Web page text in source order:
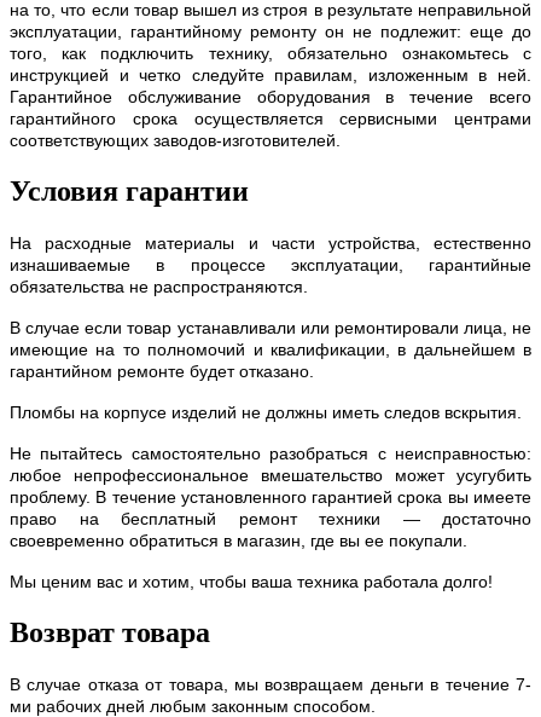
на то, что если товар вышел из строя в результате неправильной
эксплуатации, гарантийному ремонту он не подлежит: еще до
того, как подключить технику, обязательно ознакомьтесь с
инструкцией и четко следуйте правилам, изложенным в ней.
Гарантийное обслуживание оборудования в течение всего
гарантийного срока осуществляется сервисными центрами
соответствующих заводов-изготовителей.
Условия гарантии
На расходные материалы и части устройства, естественно
изнашиваемые в процессе эксплуатации, гарантийные
обязательства не распространяются.
В случае если товар устанавливали или ремонтировали лица, не
имеющие на то полномочий и квалификации, в дальнейшем в
гарантийном ремонте будет отказано.
Пломбы на корпусе изделий не должны иметь следов вскрытия.
Не пытайтесь самостоятельно разобраться с неисправностью:
любое непрофессиональное вмешательство может усугубить
проблему. В течение установленного гарантией срока вы имеете
право на бесплатный ремонт техники — достаточно
своевременно обратиться в магазин, где вы ее покупали.
Мы ценим вас и хотим, чтобы ваша техника работала долго!
Возврат товара
В случае отказа от товара, мы возвращаем деньги в течение 7-
ми рабочих дней любым законным способом.